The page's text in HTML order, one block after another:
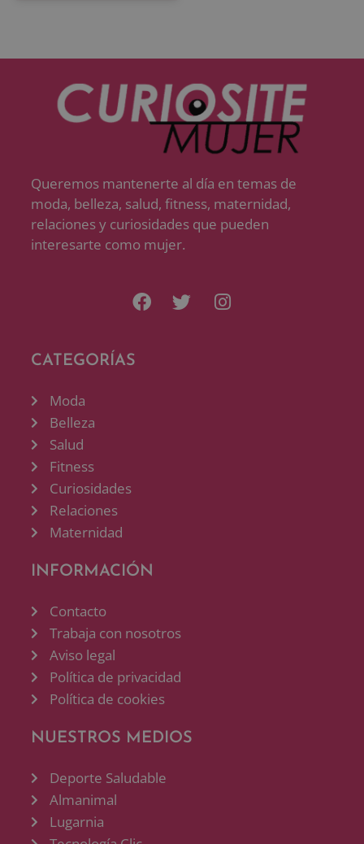
Queremos mantenerte al día en temas de
moda, belleza, salud, fitness, maternidad,
relaciones y curiosidades que pueden
interesarte como mujer.
CATEGORÍAS
Moda
Belleza
Salud
Fitness
Curiosidades
Relaciones
Maternidad
INFORMACIÓN
Contacto
Trabaja con nosotros
Aviso legal
Política de privacidad
Política de cookies
NUESTROS MEDIOS
Deporte Saludable
Almanimal
Lugarnia